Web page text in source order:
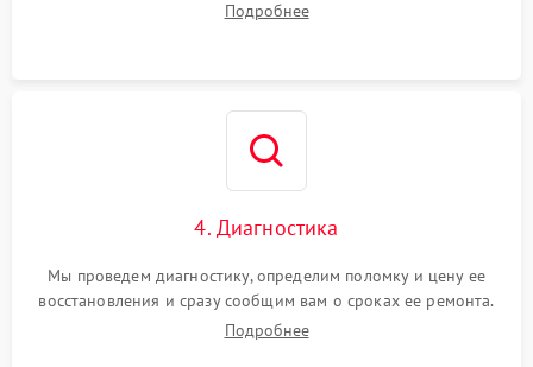
Подробнее
4. Диагностика
Мы проведем диагностику, определим поломку и цену ее
восстановления и сразу сообщим вам о сроках ее ремонта.
Подробнее